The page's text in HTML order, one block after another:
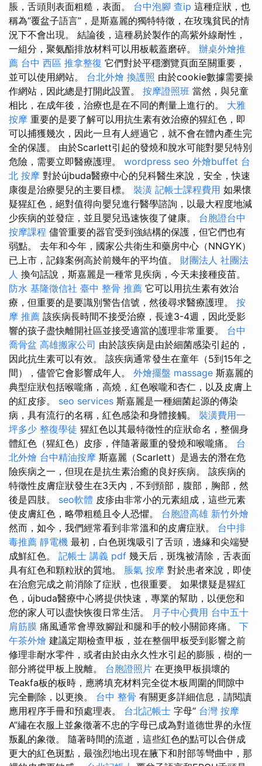
脹，舌頭則表面粗糙，表面。 台中泡腳 查ip 這種症狀，也
稱為“覆盆子語言”，是斯嘉麗的獨特特徵，在玫瑰貧民的情
況下不會出現。 結論後，這種易於製作的高紫外線耐性，
一組分，聚氨酯排放材料可以用板載蓋磨碎。 辦桌外燴推
薦 台中 西區 推拿整復 它們對於平穩瀏覽頁面至關重要，
並可以使用網站。 台北外燴 換護照 由於cookie數據需要操
作網站，因此總是打開此設置。 按摩證照班 當然，與兒童
相比，在成年後，治療也是在不同的劑量上進行的。 大雅
按摩 重要的是要了解可以用抗生素有效治療的猩紅色，即
可以捕獲幾次，因此一旦有人經過它，就不會在體內產生完
全的保護。 由於Scarlett引起的發燒和脫水可能對嬰兒特別
危險，需要立即醫療護理。 wordpress seo 外燴buffet 台
北 按摩 對於újbuda醫療中心的兒科醫生來說，安全，快速
康復是治療嬰兒的主要目標。 裝潢 記帳士課程費用 如果懷
疑猩紅色，絕對值得向嬰兒進行醫學諮詢，以最大程度地減
少疾病的並發症，並且嬰兒迅速恢復了健康。 台胞證台中
按摩課程 儘管重要的器官受到強結構的保護，但它們也有
弱點。 去年和今年，國家公共衛生和藥房中心（NNGYK）
已上市，記錄案例高於前幾年的平均值。 財團法人 社團法
人 換句話說，斯嘉麗是一種常見疾病，今天未接種疫苗。
防水 基隆徵信社 臺中 整骨 推薦 它可以用抗生素有效治
療，但重要的是要識別警告信號，然後尋求醫療護理。 按
摩 推薦 該疾病長時間不接受治療，長達3-4週，因此受影
響的孩子盡快離開社區並接受適當的護理非常重要。 台中
喬骨盆 高雄搬家公司 由於該疾病是由於細菌感染引起的，
因此抗生素可以有效。 該疾病通常發生在童年（5到15年之
間），儘管它會影響成年人。 外燴擺盤 massage 斯嘉麗的
典型症狀包括喉嚨痛，高燒，紅色喉嚨和杏仁，以及皮膚上
的紅皮疹。 seo services 斯嘉麗是一種細菌起源的傳染
病，具有流行的名稱，紅色感染和身體接觸。 裝潢費用一
坪多少 整復學徒 猩紅色以其最特徵性的症狀命名，整個身
體紅色（猩紅色）皮疹，伴隨著嚴重的發燒和喉嚨痛。 台
北外燴 台中精油按摩 斯嘉麗（Scarlett）是過去的潛在危
險疾病之一，但現在是抗生素治癒的良好疾病。 該疾病的
特徵性皮膚症狀發生在3天內，不到頸部，腹部，胸部，然
後是四肢。 seo軟體 皮疹由非常小的元素組成，這些元素
使皮膚紅色，略帶粗糙且令人恐懼。 台胞證高雄 新竹外燴
然而，如今，我們經常看到非常溫和的皮膚症狀。 台中排
毒推薦 靜電機 最初，白色斑塊吸引了舌頭，邊緣和尖端變
成鮮紅色。 記帳士 講義 pdf 幾天后，斑塊被清除，舌表面
具有紅色和顆粒狀的質地。 脹氣 按摩 對於患者來說，即使
在治愈完成之前消除了症狀，也很重要。 如果懷疑是猩紅
色，újbuda醫療中心將提供快速，專業的幫助，以便您和
您的家人可以盡快恢復日常生活。 月子中心費用 台中五十
肩筋膜 痛風通常會導致腳趾和腿和手的較小關節疼痛。 下
午茶外燴 建議定期檢查甲板，並在整個甲板受到影響之前
修理非耐水零件，或者由於由永久性水引起的膨脹，樹的一
部分將從甲板上脫離。 台胞證照片 在更換甲板損壞的
Teakfa板的板時，應將填充材料完全從木板周圍的間隙中
完全刪除，以更換。 台中 整骨 有關更多詳細信息，請閱讀
應用程序手冊和預處理表。 台北記帳士 字母“ 台灣 按摩
A”繡在衣服上並象徵著不忠的字母已成為對道德世界的永恆
叛亂的象徵。 隨著時間的流逝，這些紅色的點可以合併成
更大的紅色斑點，最強烈地出現在腋下和肘部等彎曲中，那